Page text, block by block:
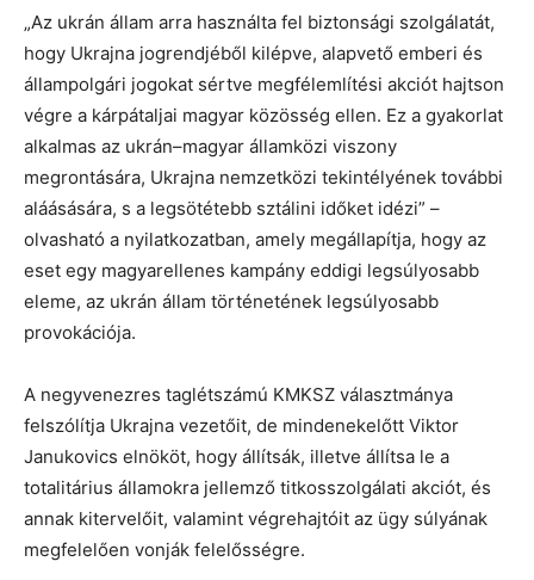
„Az ukrán állam arra használta fel biztonsági szolgálatát,
hogy Ukrajna jogrendjéből kilépve, alapvető emberi és
állampolgári jogokat sértve megfélemlítési akciót hajtson
végre a kárpátaljai magyar közösség ellen. Ez a gyakorlat
alkalmas az ukrán–magyar államközi viszony
megrontására, Ukrajna nemzetközi tekintélyének további
aláásására, s a legsötétebb sztálini időket idézi” –
olvasható a nyilatkozatban, amely megállapítja, hogy az
eset egy magyarellenes kampány eddigi legsúlyosabb
eleme, az ukrán állam történetének legsúlyosabb
provokációja.
A negyvenezres taglétszámú KMKSZ választmánya
felszólítja Ukrajna vezetőit, de mindenekelőtt Viktor
Janukovics elnököt, hogy állítsák, illetve állítsa le a
totalitárius államokra jellemző titkosszolgálati akciót, és
annak kitervelőit, valamint végrehajtóit az ügy súlyának
megfelelően vonják felelősségre.